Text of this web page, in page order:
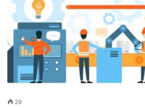
29